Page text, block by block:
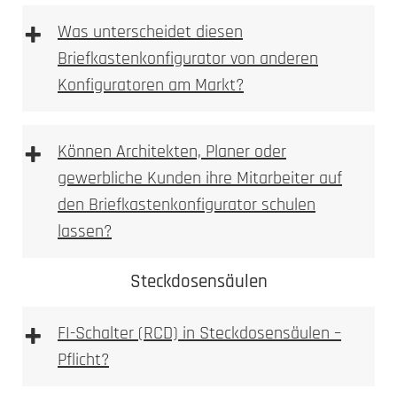
2. Ausmessen
LED-Leuchte
Briefkasten Konfigurator
+
Was unterscheidet diesen
Briefkastenkonfigurator von anderen
Konfiguratoren am Markt?
Briefkasten Konfigurator
+
Können Architekten, Planer oder
gewerbliche Kunden ihre Mitarbeiter auf
den Briefkastenkonfigurator schulen
lassen?
Briefkastenkonfigurator
Steckdosensäulen
+
FI-Schalter (RCD) in Steckdosensäulen –
Pflicht?